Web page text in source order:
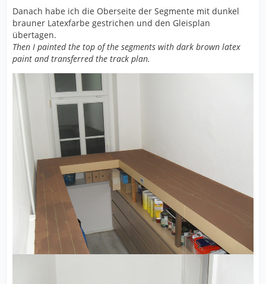
Danach habe ich die Oberseite der Segmente mit dunkel
brauner Latexfarbe gestrichen und den Gleisplan
übertagen.
Then I painted the top of the segments with dark brown latex
paint and transferred the track plan.